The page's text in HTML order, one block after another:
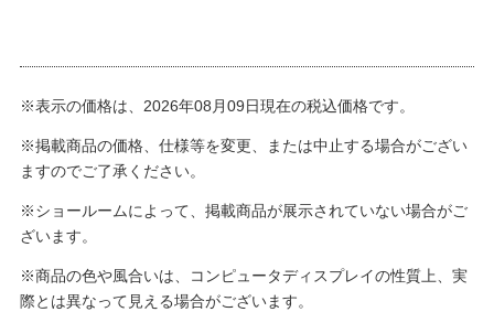
※表示の価格は、2026年08月09日現在の税込価格です。
※掲載商品の価格、仕様等を変更、または中止する場合がござい
ますのでご了承ください。
※ショールームによって、掲載商品が展示されていない場合がご
ざいます。
※商品の色や風合いは、コンピュータディスプレイの性質上、実
際とは異なって見える場合がございます。